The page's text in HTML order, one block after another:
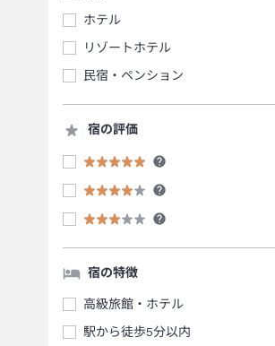
ホテル
リゾートホテル
民宿・ペンション
宿の評価
宿の特徴
高級旅館・ホテル
駅から徒歩5分以内